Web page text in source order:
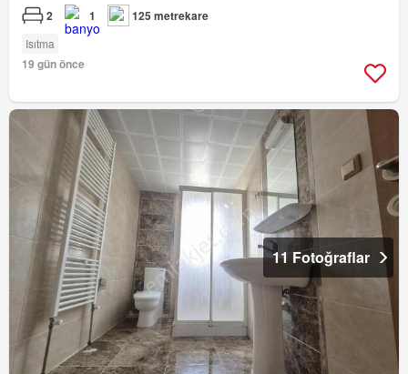
2 1 125 metrekare
Isıtma
19 gün önce
11 Fotoğraflar